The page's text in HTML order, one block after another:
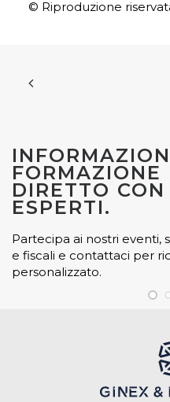
© Riproduzione
FORMAZIONE
DIRETTO
ESPERTI.
Partecipa ai nostri eventi,
e fiscali e contattaci per
personalizzato.